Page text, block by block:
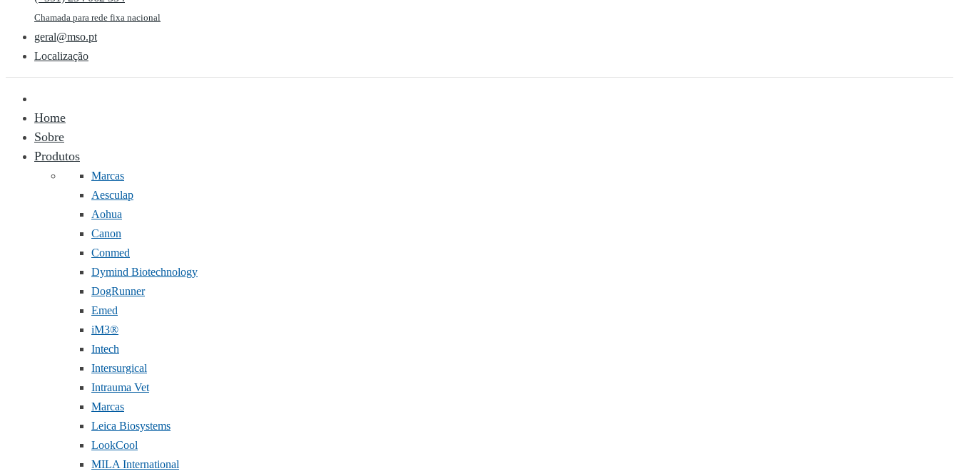
Chamada para rede fixa nacional
geral@mso.pt
Localização
Home
Sobre
Produtos
Marcas
Aesculap
Aohua
Canon
Conmed
Dymind Biotechnology
DogRunner
Emed
iM3®️
Intech
Intersurgical
Intrauma Vet
Marcas
Leica Biosystems
LookCool
MILA International